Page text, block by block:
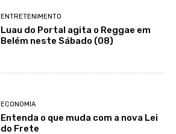
ENTRETENIMENTO
Luau do Portal agita o Reggae em
Belém neste Sábado (08)
ECONOMIA
Entenda o que muda com a nova Lei
do Frete